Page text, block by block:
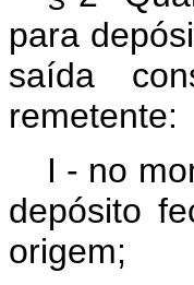
para
saída
remetente:
I - no
depósito
origem;